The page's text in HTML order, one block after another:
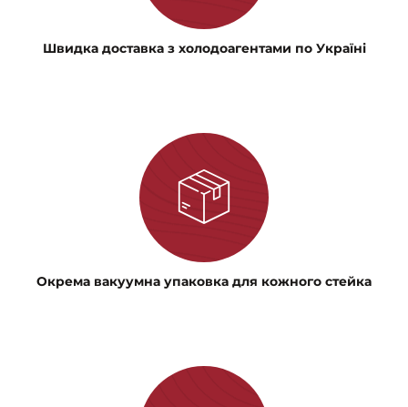
Швидка доставка з холодоагентами по Україні
Окрема вакуумна упаковка для кожного стейка